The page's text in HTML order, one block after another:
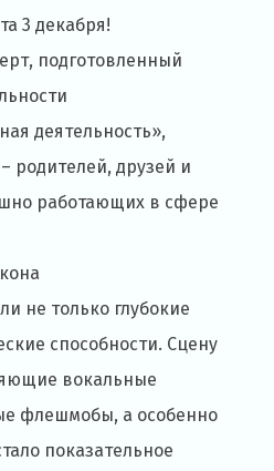
3 декабря!
подготовленный
деятельность»,
родителей, друзей и
работающих в сфере
не только глубокие
способности. Сцену
вокальные
флешмобы, а особенно
показательное